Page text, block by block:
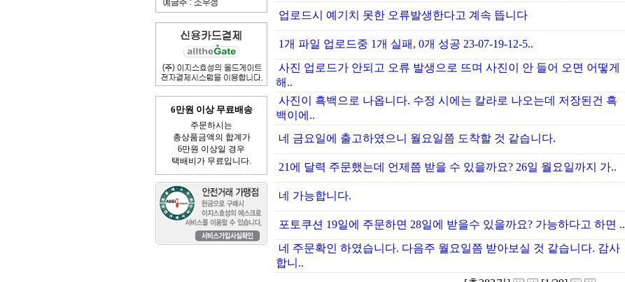
6만원 이상 무료배송
주문하시는
총상품금액의 합계가
6만원 이상일 경우
택배비가 무료입니다.
업로드시 예기치 못한 오류발생한다고 계속 뜹니다
1개 파일 업로드중 1개 실패, 0개 성공 23-07-19-12-5..
사진 업로드가 안되고 오류 발생으로 뜨며 사진이 안 들어 오면 어떻게
해..
사진이 흑백으로 나옵니다. 수정 시에는 칼라로 나오는데 저장된건 흑
백이에..
네 금요일에 출고하였으니 월요일쯤 도착할 것 같습니다.
21에 달력 주문했는데 언제쯤 받을 수 있을까요? 26일 월요일까지 가..
네 가능합니다.
포토쿠션 19일에 주문하면 28일에 받을수 있을까요? 가능하다고 하면 ..
네 주문확인 하였습니다. 다음주 월요일쯤 받아보실 것 같습니다. 감사
합니..